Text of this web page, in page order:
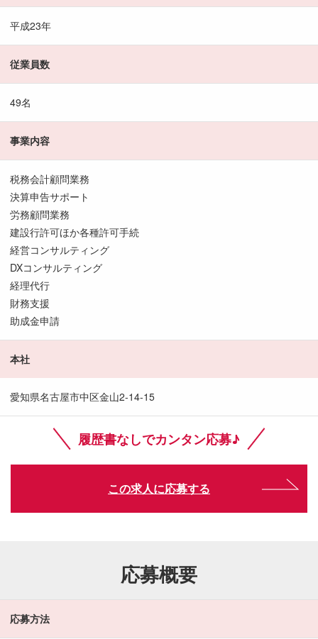
平成23年
従業員数
49名
事業内容
税務会計顧問業務
決算申告サポート
労務顧問業務
建設行許可ほか各種許可手続
経営コンサルティング
DXコンサルティング
経理代行
財務支援
助成金申請
本社
愛知県名古屋市中区金山2-14-15
履歴書なしでカンタン応募♪
この求人に応募する
応募概要
応募方法